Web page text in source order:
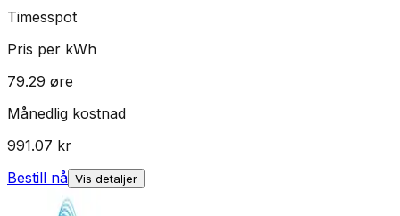
Timesspot
Pris per kWh
79.29 øre
Månedlig kostnad
991.07 kr
Bestill nå Vis detaljer